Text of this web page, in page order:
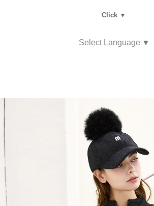
Click ▼
Select Language ▼